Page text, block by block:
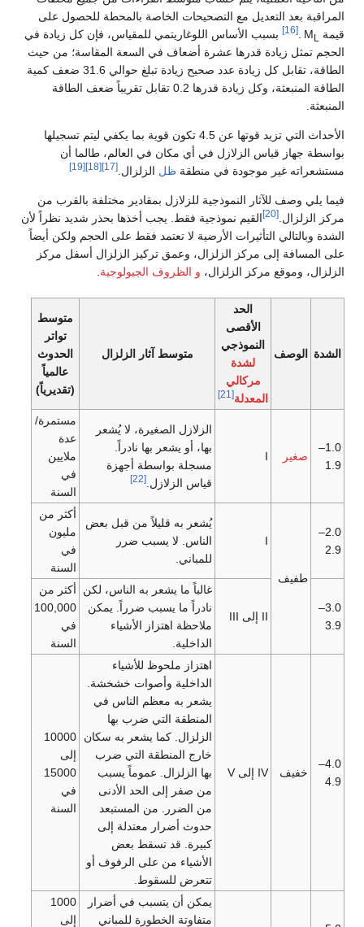
المراقبة بعد التعديل مع التصحيحات الخاصة بالمحطة للحصول على
قيمة M
.
بسبب الأساس اللوغاريتمي للمقياس، فإن كل زيادة في
الحجم تمثل زيادة قدرها عشرة أضعاف في السعة المقاسة؛ من حيث
الطاقة، تقابل كل زيادة عدد صحيح زيادة تبلغ حوالي 31.6 ضعف كمية
الطاقة المنبعثة، وكل زيادة قدرها 0.2 تقابل تقريباً ضعف الطاقة
المنبعثة.
الأحداث التي تزيد قوتها عن 4.5 تكون قوية بما يكفي ليتم تسجيلها
بواسطة جهاز قياس الزلازل في أي مكان في العالم، طالما أن
مستشعراته غير موجودة في منطقة ظل الزلزال. [18]
[19]
فيما يلي وصف للآثار النموذجية للزلازل بمقادير مختلفة بالقرب من
مركز الزلزال.
القيم نموذجية فقط. يجب أخذها بحذر شديد نظراً لأن
الشدة وبالتالي التأثيرات الأرضية لا تعتمد فقط على الحجم ولكن أيضاً
على المسافة إلى مركز الزلزال، وعمق تركيز الزلزال أسفل مركز
الزلزال، وموقع مركز الزلزال، و الظروف الجيولوجية.
الشدة الوصف
الحد
الأقصى
النموذجي
لشدة
مركالي
المعدلة[21]
متوسط آثار الزلزال
متوسط
تواتر
الحدوث
عالمياً
(تقديرياً)
1.0–
1.9
صغير
الزلازل الصغيرة، لا يُشعر
بها، أو يشعر بها نادراً.
مسجلة بواسطة أجهزة
قياس الزلازل.
مستمرة/
عدة
ملايين
في
السنة
2.0–
2.9
طفيف
يُشعر به قليلاً من قبل بعض
الناس. لا يسبب ضرر
للمباني.
أكثر من
مليون
في
السنة
3.0–
3.9
II إلى III
غالباً ما يشعر به الناس، لكن
نادراً ما يسبب ضرراً. يمكن
ملاحظة اهتزاز الأشياء
الداخلية.
أكثر من
100,000
في
السنة
4.0–
4.9
خفيف IV إلى V
اهتزاز ملحوظ للأشياء
الداخلية وأصوات خشخشة.
يشعر به معظم الناس في
المنطقة التي ضرب بها
الزلزال. كما يشعر به سكان
خارج المنطقة التي ضرب
بها الزلزال. عموماً يسبب
من صفر إلى الحد الأدنى
من الضرر. من المستبعد
حدوث أضرار معتدلة إلى
كبيرة. قد تسقط بعض
الأشياء من على الرفوف أو
تتعرض للسقوط.
10000
إلى
15000
في
السنة
يمكن أن يتسبب في أضرار
متفاوتة الخطورة للمباني
1000
إلى